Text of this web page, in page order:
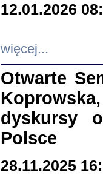
12.01.2026
więcej...
Otwarte
dyskursy
Polsce
28.11.2025